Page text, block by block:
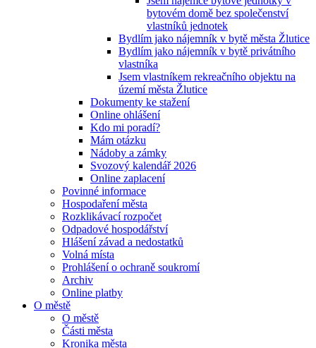
bytovém domě bez společenství
vlastníků jednotek
Bydlím jako nájemník v bytě města Žlutice
Bydlím jako nájemník v bytě privátního
vlastníka
Jsem vlastníkem rekreačního objektu na
území města Žlutice
Dokumenty ke stažení
Online ohlášení
Kdo mi poradí?
Mám otázku
Nádoby a zámky
Svozový kalendář 2026
Online zaplacení
Povinné informace
Hospodaření města
Rozklikávací rozpočet
Odpadové hospodářství
Hlášení závad a nedostatků
Volná místa
Prohlášení o ochraně soukromí
Archiv
Online platby
O městě
O městě
Části města
Kronika města